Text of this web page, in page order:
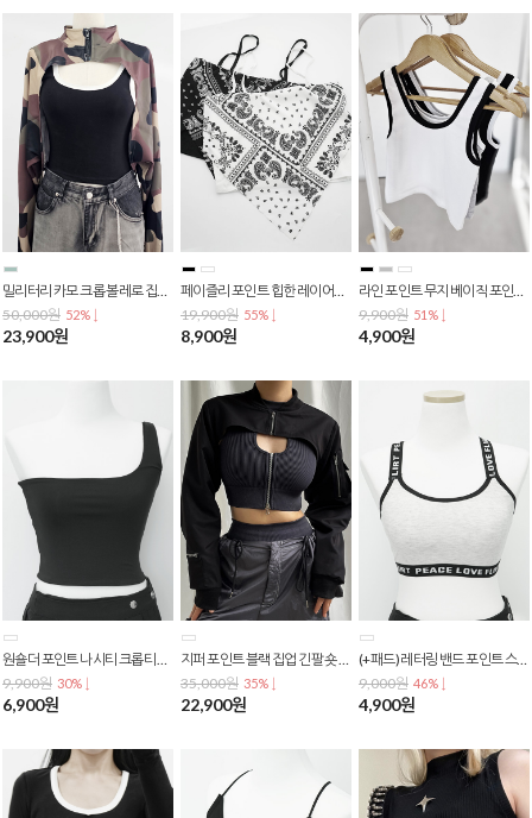
밀리터리 카모 크롭 볼레로 집업 긴팔 스트릿 레이어드 Y2K 하이 탑 T-0131
50,000원 52% ↓
23,900원
페이즐리 포인트 힙한 레이어드 나시 크롭 배꼽티 크롭탑 숏티 T-0130
19,900원 55% ↓
8,900원
라인 포인트 무지 베이직 포인트 나시티 크롭티 배꼽티 크롭탑 / 숏티 T-0129
9,900원 51% ↓
4,900원
9,900원 30% ↓
6,900원
35,000원 35% ↓
22,900원
(+패드) 레터링 밴드 포인트 스포츠브라 배꼽티 크롭 브라탑 T-0125
9,000원 46% ↓
4,900원